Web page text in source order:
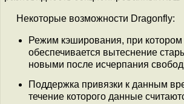
Некоторые возможности Dragonfly:
Режим кэширования, при котором
обеспечивается вытеснение
новыми после исчерпания
Поддержка привязки к данным
течение которого данные